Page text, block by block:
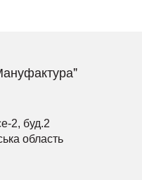
2, буд.2
область